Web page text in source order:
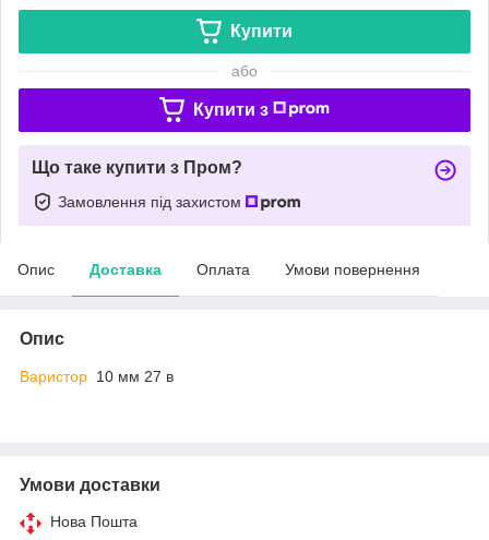
Купити
або
Купити з
Що таке купити з Пром?
Замовлення під захистом
Опис Доставка Оплата Умови повернення
Опис
Варистор 10 мм 27 в
Умови доставки
Нова Пошта